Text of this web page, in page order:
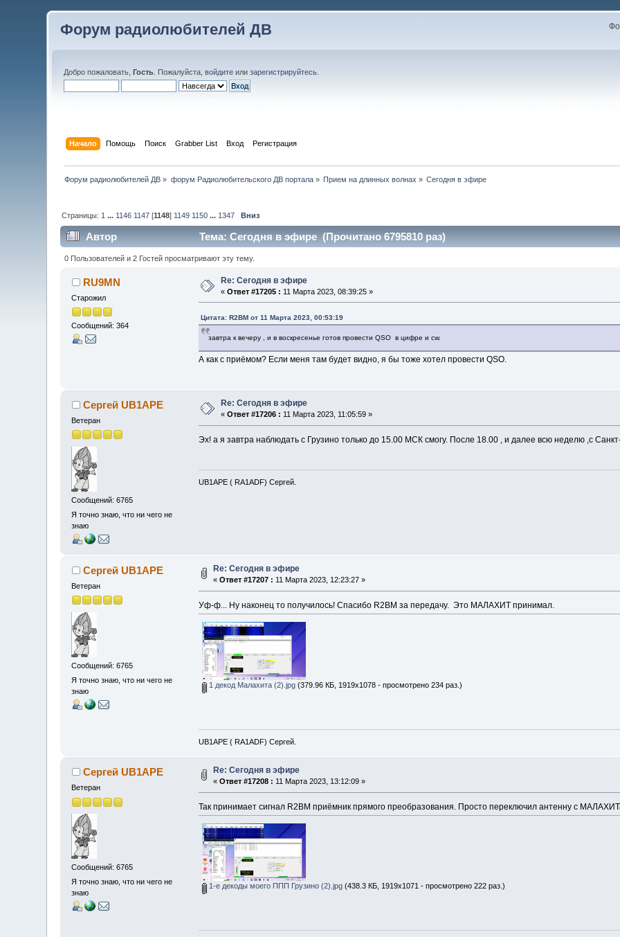
Форум радиолюбителей ДВ
Добро пожаловать,Гость . Пожалуйста,войдите илизарегистрируйтесь
Начало Помощь Поиск Grabber List Вход Регистрация
Форум радиолюбителей ДВ » форум Радиолюбительского ДВ портала» Прием на длинных волнах » Сегодня в эфире
Страницы: 1 ... 1146 1147 [1148] 1149 1150 ... 1347 Вниз
Автор Тема: Сегодня в эфире (Прочитано 6795810 раз)
0 Пользователей и 2 Гостей просматривают эту тему.
RU9MN
Старожил
Сообщений: 364
Re: Сегодня в эфире
«Ответ #17205 : 11 Марта 2023, 08:39:25 »
Цитата: R2BM от 11 Марта 2023, 00:53:19
завтра к вечеру , и в воскресенье готов провести QSO в цифре и cw.
А как с приёмом? Если меня там будет видно, я бы тоже хотел провести QSO.
Сергей UB1APE
Ветеран
Сообщений: 6765
Я точно знаю, что ни чего не
знаю
Re: Сегодня в эфире
«Ответ #17206 : 11 Марта 2023, 11:05:59 »
Эх! а я завтра наблюдать с Грузино только до 15.00 МСК смогу. После 18.00 , и далее всю неделю ,с
UB1APE ( RA1ADF) Сергей.
Сергей UB1APE
Ветеран
Сообщений: 6765
Я точно знаю, что ни чего не
знаю
Re: Сегодня в эфире
«Ответ #17207 : 11 Марта 2023, 12:23:27 »
Уф-ф... Ну наконец то получилось! Спасибо R2BM за передачу. Это МАЛАХИТ принимал.
1 декод Малахита (2).jpg (379.96 КБ, 1919x1078 - просмотрено 234 раз.)
UB1APE ( RA1ADF) Сергей.
Сергей UB1APE
Ветеран
Сообщений: 6765
Я точно знаю, что ни чего не
знаю
Re: Сегодня в эфире
«Ответ #17208 : 11 Марта 2023, 13:12:09 »
Так принимает сигнал R2BM приёмник прямого преобразования. Просто переключил антенну с
1-е декоды моего ППП Грузино (2).jpg (438.3 КБ, 1919x1071 - просмотрено 222 раз.)